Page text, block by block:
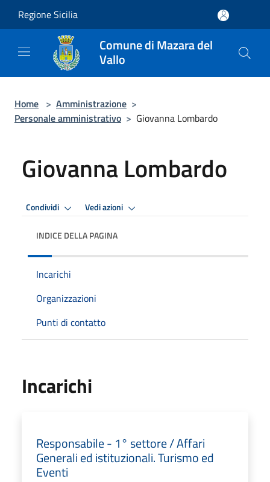
Regione Sicilia
Comune di Mazara del
Vallo
Home > Amministrazione >
Personale amministrativo > Giovanna Lombardo
Giovanna Lombardo
Condividi Vedi azioni
INDICE DELLA PAGINA
Incarichi
Organizzazioni
Punti di contatto
Incarichi
Responsabile - 1° settore / Affari
Generali ed istituzionali. Turismo ed
Eventi